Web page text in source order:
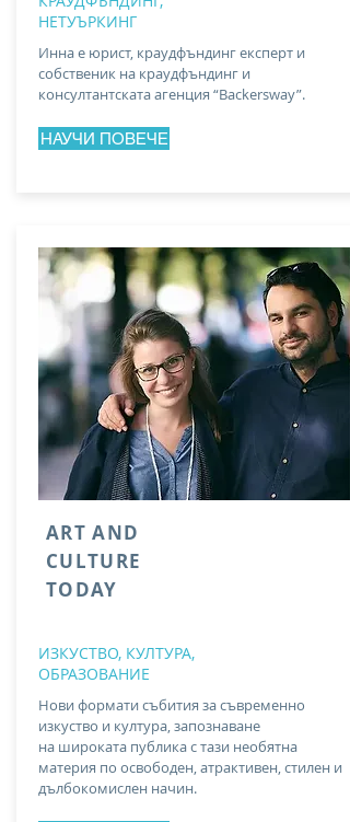
НЕТУЪРКИНГ
Инна е юрист, краудфъндинг експерт и
собственик на краудфъндинг и
консултантската агенция “Backersway”.
НАУЧИ ПОВЕЧЕ
ART AND
CULTURE
TODAY
ИЗКУСТВО, КУЛТУРА,
ОБРАЗОВАНИЕ
Нови формати събития за съвременно
изкуство и култура, запознаване
на широката публика с тази необятна
материя по освободен, атрактивен, стилен и
дълбокомислен начин.